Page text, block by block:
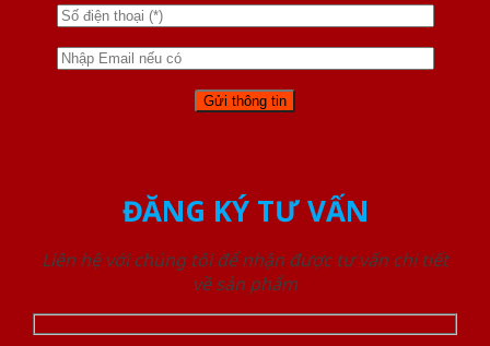
ĐĂNG KÝ TƯ VẤN
Liên hệ với chúng tôi để nhận được tư vấn chi tiết
về sản phẩm